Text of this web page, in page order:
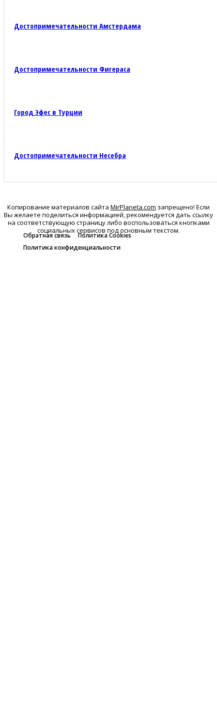
Достопримечательности Амстердама
Достопримечательности Фигераса
Город Эфес в Турции
Достопримечательности Несебра
Копирование материалов сайта MirPlaneta.com запрещено! Если
Вы желаете поделиться информацией, рекомендуется дать ссылку
на соответствующую страницу либо воспользоваться кнопками
социальных сервисов под основным текстом.
Обратная связь
Политика Cookies
Политика конфиденциальности